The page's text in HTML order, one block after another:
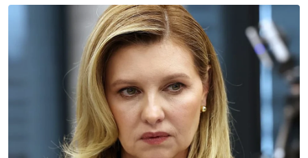
Melaka NS
'Pandang ke hadapan, jangan
ada lagi fitnah, adu domba-
Jalaluddin
Melaka NS
Ismail terajui tiga portfolio
utama pentadbiran Kerajaan
Negeri Sembilan
Melaka NS